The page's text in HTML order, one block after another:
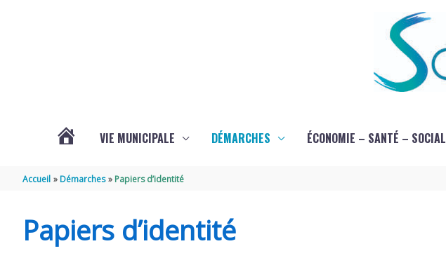
SOUBISE
VIE MUNICIPALE DÉMARCHES ÉCONOMIE – SANTÉ – SOCIAL
Accueil Démarches Papiers d’identité
Papiers d’identité